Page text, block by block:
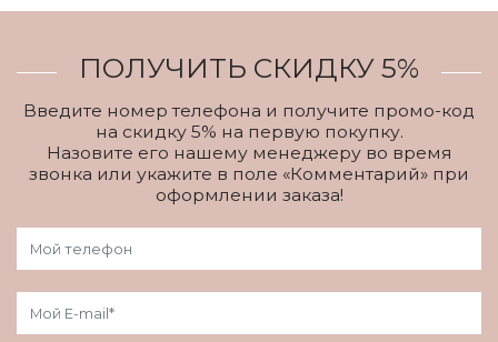
ПОЛУЧИТЬ СКИДКУ 5%
Введите номер телефона и получите промо-код
на скидку 5% на первую покупку.
Назовите его нашему менеджеру во время
звонка или укажите в поле «Комментарий» при
оформлении заказа!